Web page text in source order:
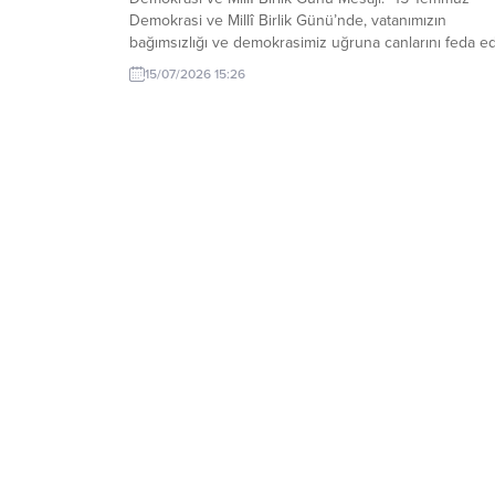
Demokrasi ve Millî Birlik Günü’nde, vatanımızın
bağımsızlığı ve demokrasimiz uğruna canlarını feda
aziz şehitlerimizi rahmet, minnet ve saygıyla anıyor;
kahraman gazilerimize şükranlarımı sunuyorum. 15
15/07/2026 15:26